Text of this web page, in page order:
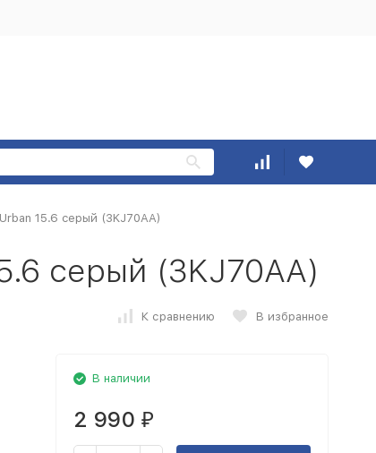
15.6 cерый (3KJ70AA)
cерый (3KJ70AA)
К сравнению В избранное
В наличии
2 990 ₽